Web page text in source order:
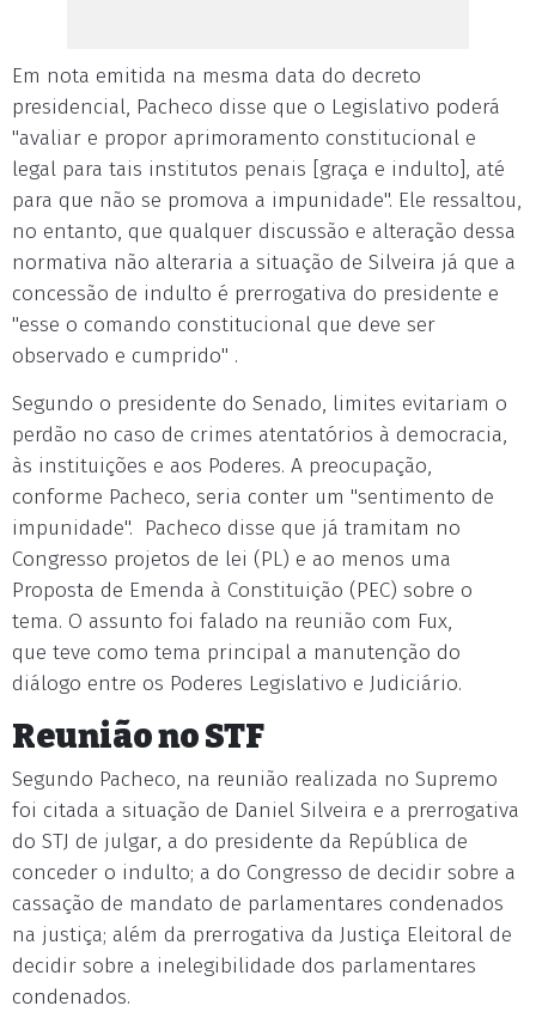
Em nota emitida na mesma data do decreto
presidencial, Pacheco disse que o Legislativo poderá
"avaliar e propor aprimoramento constitucional e
legal para tais institutos penais [graça e indulto], até
para que não se promova a impunidade". Ele ressaltou,
no entanto, que qualquer discussão e alteração dessa
normativa não alteraria a situação de Silveira já que a
concessão de indulto é prerrogativa do presidente e
"esse o comando constitucional que deve ser
observado e cumprido" .
Segundo o presidente do Senado, limites evitariam o
perdão no caso de crimes atentatórios à democracia,
às instituições e aos Poderes. A preocupação,
conforme Pacheco, seria conter um "sentimento de
impunidade". Pacheco disse que já tramitam no
Congresso projetos de lei (PL) e ao menos uma
Proposta de Emenda à Constituição (PEC) sobre o
tema. O assunto foi falado na reunião com Fux,
que teve como tema principal a manutenção do
diálogo entre os Poderes Legislativo e Judiciário.
Reunião no STF
Segundo Pacheco, na reunião realizada no Supremo
foi citada a situação de Daniel Silveira e a prerrogativa
do STJ de julgar, a do presidente da República de
conceder o indulto; a do Congresso de decidir sobre a
cassação de mandato de parlamentares condenados
na justiça; além da prerrogativa da Justiça Eleitoral de
decidir sobre a inelegibilidade dos parlamentares
condenados.